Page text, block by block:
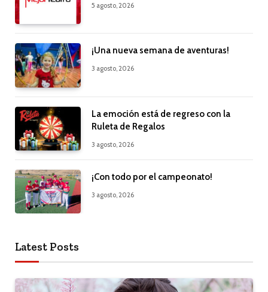
5 agosto, 2026
¡Una nueva semana de aventuras!
3 agosto, 2026
La emoción está de regreso con la
Ruleta de Regalos
3 agosto, 2026
¡Con todo por el campeonato!
3 agosto, 2026
Latest Posts